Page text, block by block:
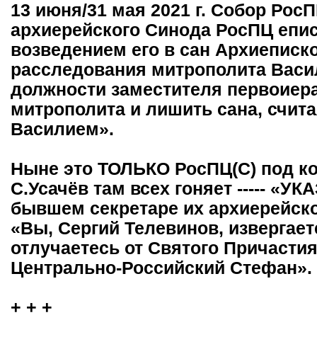
13 июня/31 мая 2021 г. Собор
архиерейского Синода РосПЦ
возведением его в сан
расследования митрополита
должности заместителя
митрополита и лишить сана,
Василием».
Ныне это ТОЛЬКО РосПЦ(С) под
С.Усачёв там всех гоняет -----
бывшем секретаре их
«Вы, Сергий Телевинов,
отлучаетесь от Святого
Центрально-Российский Стефан».
+ + +